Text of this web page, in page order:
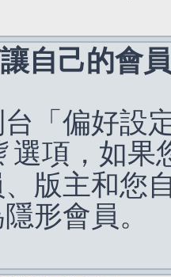
自己的會
「偏好設
選項，如果
版主和您
形會員。